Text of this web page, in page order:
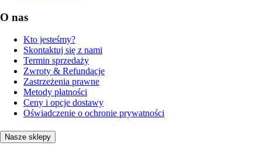
O nas
Kto jesteśmy?
Skontaktuj się z nami
Termin sprzedaży
Zwroty & Refundacje
Zastrzeżenia prawne
Metody płatności
Ceny i opcje dostawy
Oświadczenie o ochronie prywatności
Nasze sklepy